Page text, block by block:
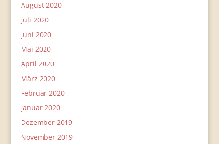
August 2020
Juli 2020
Juni 2020
Mai 2020
April 2020
März 2020
Februar 2020
Januar 2020
Dezember 2019
November 2019